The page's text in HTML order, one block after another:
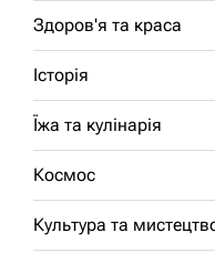
Здоров'я та краса
Історія
Їжа та кулінарія
Космос
Культура та